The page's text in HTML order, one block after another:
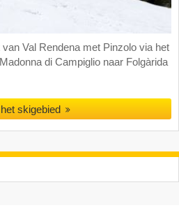
Val Rendena met Pinzolo via het
di Campiglio naar Folgàrida
skigebied